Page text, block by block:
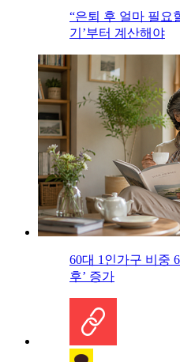
“은퇴 후 얼마 필요
기’부터 계산해야
60대 1인가구 비중
후’ 증가